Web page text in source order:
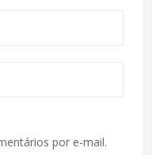
por e-mail.